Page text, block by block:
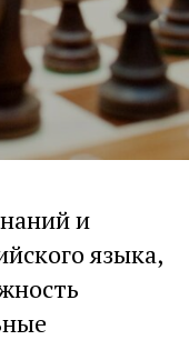
и
языка,